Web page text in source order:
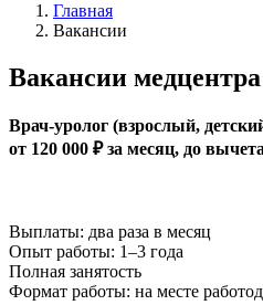
Главная
Вакансии
Вакансии
Врач-уролог (взрослый,
от 120 000 ₽ за месяц, до
Выплаты: два раза в месяц
Опыт работы: 1–3 года
Полная занятость
Формат работы: на месте